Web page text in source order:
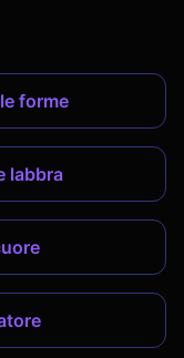
forme
labbra